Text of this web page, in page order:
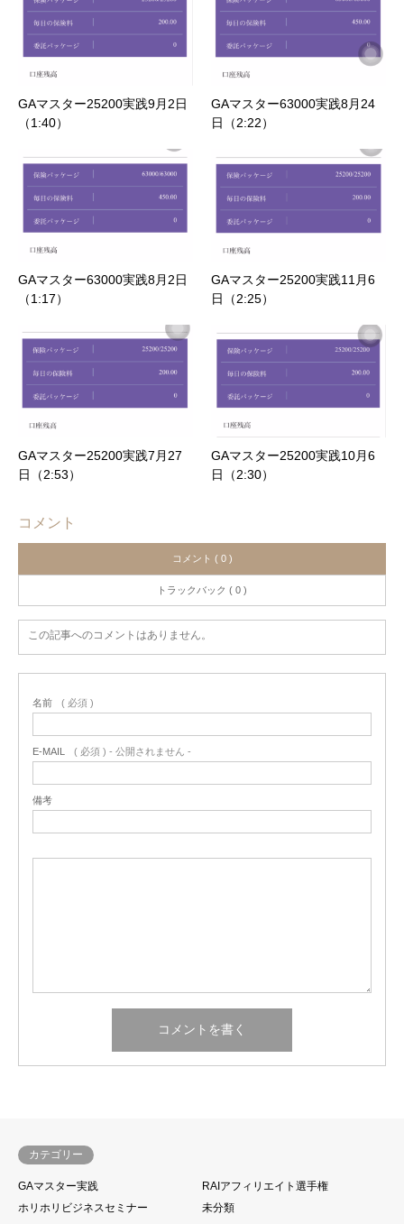
GAマスター25200実践9月2日
（1:40）
GAマスター63000実践8月24
日（2:22）
GAマスター63000実践8月2日
（1:17）
GAマスター25200実践11月6
日（2:25）
GAマスター25200実践7月27
日（2:53）
GAマスター25200実践10月6
日（2:30）
コメント
コメント ( 0 )
トラックバック ( 0 )
この記事へのコメントはありません。
名前 ( 必須 )
E-MAIL ( 必須 ) - 公開されません -
備考
カテゴリー
GAマスター実践
RAIアフィリエイト選手権
ホリホリビジネスセミナー
未分類